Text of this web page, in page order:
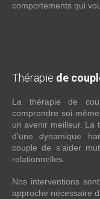
comportements qui
Thérapie de
La thérapie de
comprendre soi-
un avenir meilleur. La
d’une dynamique
couple de s’aider
relationnelles.
Nos interventions
approche nécessaire